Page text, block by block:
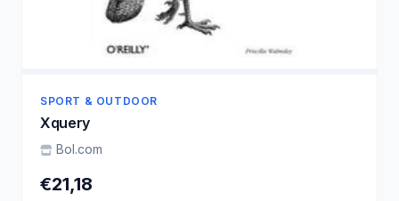
SPORT & OUTDOOR
Xquery
Bol.com
€21,18